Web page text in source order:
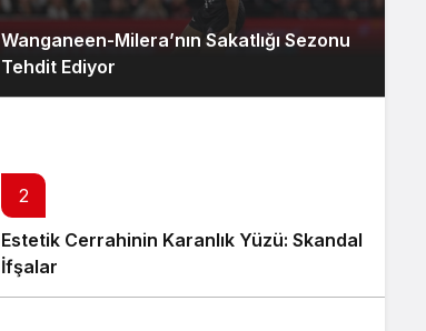
Wanganeen-Milera’nın Sakatlığı Sezonu
Tehdit Ediyor
2
Estetik Cerrahinin Karanlık Yüzü: Skandal
İfşalar